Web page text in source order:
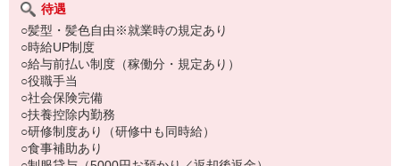
待遇
○髪型・髪色自由※就業時の規定あり
○時給UP制度
○給与前払い制度（稼働分・規定あり）
○役職手当
○社会保険完備
○扶養控除内勤務
○研修制度あり（研修中も同時給）
○食事補助あり